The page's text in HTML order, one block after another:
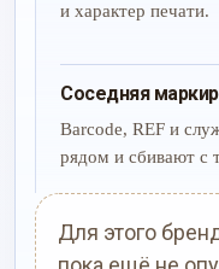
и характер печати.
Соседняя
Barcode, REF и
рядом и сбивают с
Для этого